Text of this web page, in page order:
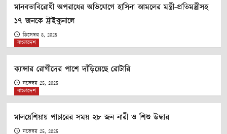
মানবতাবিরোধী অপরাধের অভিযোগে হাসিনা আমলের মন্ত্রী-প্রতিমন্ত্রীসহ
১৭ জনকে ট্রাইব্যুনালে
ডিসেম্বর 8, 2025
বাংলাদেশ
ক্যান্সার রোগীদের পাশে দাঁড়িয়েছে রোটারি
নভেম্বর 25, 2025
বাংলাদেশ
মালয়েশিয়ায় পাচারের সময় ২৮ জন নারী ও শিশু উদ্ধার
নভেম্বর 25, 2025